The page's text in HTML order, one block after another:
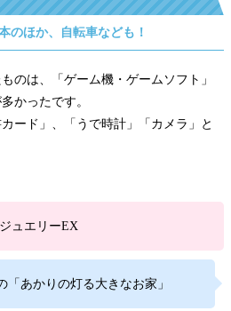
のほか、自転車なども！
のは、「ゲーム機・ゲームソフト」
かったです。
ード」、「うで時計」「カメラ」と
ュエリーEX
「あかりの灯る大きなお家」